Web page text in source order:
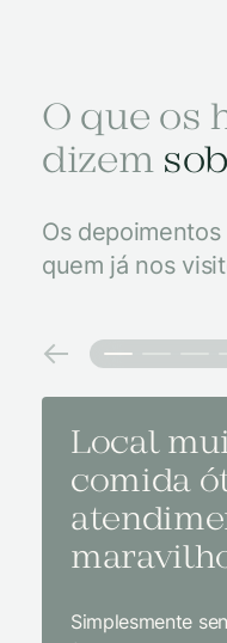
O que os
dizem
Os depoimentos
quem já nos
Local
comida
Simplesmente